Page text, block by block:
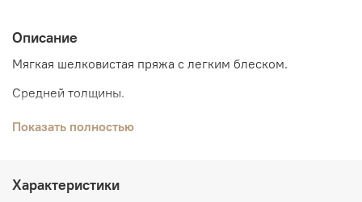
Описание
Мягкая шелковистая пряжа с легким блеском.
Средней толщины.
Изделия из нее смотрятся нарядно и оригинально.
Рекомендуемый размер спиц 2,5 - 3,5 мм, крючок 2 - 3
Показать полностью
Характеристики